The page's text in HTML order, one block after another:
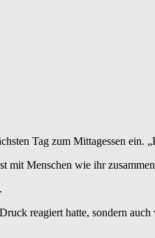
Tag zum Mittagessen
mit Menschen wie ihr
reagiert hatte, sondern